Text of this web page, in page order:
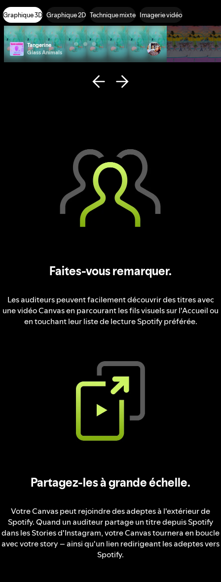
Graphique 3D Graphique 2D Technique mixte Imagerie vidéo
Tangerine
Glass Animals
Photo ID
Remi Wolf
Faites-vous remarquer.
Les auditeurs peuvent facilement découvrir des titres avec
une vidéo Canvas en parcourant les fils visuels sur l'Accueil ou
en touchant leur liste de lecture Spotify préférée.
Partagez-les à grande échelle.
Votre Canvas peut rejoindre des adeptes à l'extérieur de
Spotify. Quand un auditeur partage un titre depuis Spotify
dans les Stories d'Instagram, votre Canvas tournera en boucle
avec votre story – ainsi qu'un lien redirigeant les adeptes vers
Spotify.